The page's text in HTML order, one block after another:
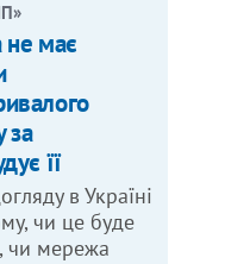
не має
за
її
в Україні
чи це буде
чи мережа